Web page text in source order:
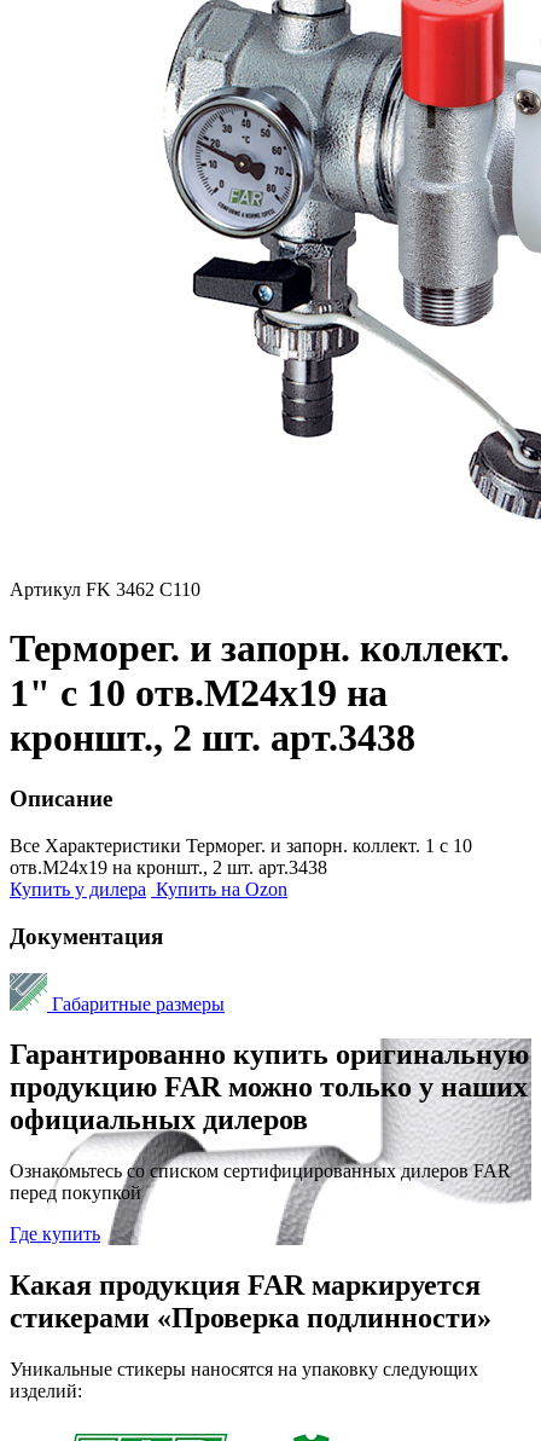
Артикул FK 3462 C110
Терморег. и запорн. коллект.
1" с 10 отв.M24x19 на
кроншт., 2 шт. арт.3438
Описание
Все Характеристики Терморег. и запорн. коллект. 1 с 10
отв.M24x19 на кроншт., 2 шт. арт.3438
Купить у дилера Купить на Ozon
Документация
Габаритные размеры
Гарантированно купить оригинальную
продукцию FAR можно только у наших
официальных дилеров
Ознакомьтесь со списком сертифицированных дилеров FAR
перед покупкой
Где купить
Какая продукция FAR маркируется
стикерами «Проверка подлинности»
Уникальные стикеры наносятся на упаковку следующих
изделий: